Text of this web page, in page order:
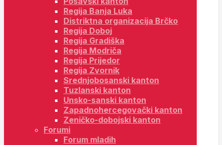
Regija Banja Luka
Distriktna organizacija Brčko
Regija Doboj
Regija Gradiška
Regija Modriča
Regija Prijedor
Regija Zvornik
Srednjobosanski kanton
Tuzlanski kanton
Unsko-sanski kanton
Zapadnohercegovački kanton
Zeničko-dobojski kanton
Forumi
Forum mladih